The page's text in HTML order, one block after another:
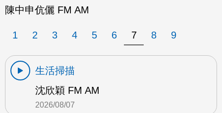
陳中申伉儷 FM AM
1 2 3 4 5 6 7 8 9
生活掃描
沈欣穎 FM AM
2026/08/07